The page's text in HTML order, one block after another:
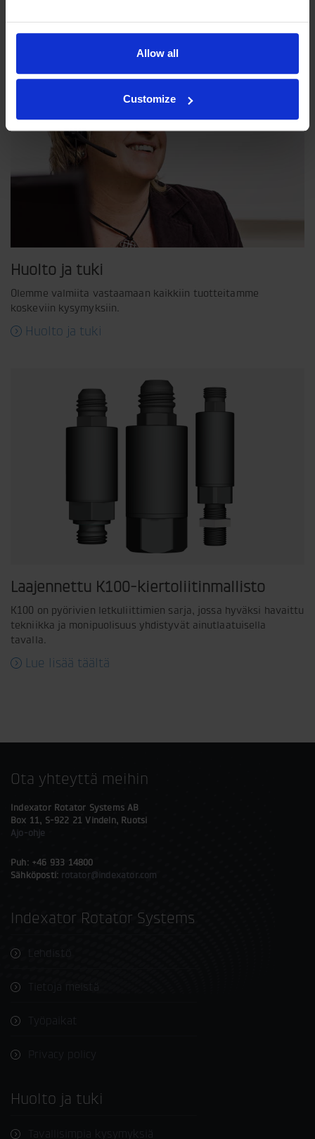
Allow all
Customize
Huolto ja tuki
Olemme valmiita vastaamaan kaikkiin tuotteitamme
koskeviin kysymyksiin.
Huolto ja tuki
Laajennettu K100-kiertoliitinmallisto
K100 on pyörivien letkuliittimien sarja, jossa hyväksi havaittu
tekniikka ja monipuolisuus yhdistyvät ainutlaatuisella
tavalla.
Lue lisää täältä
Ota yhteyttä meihin
Indexator Rotator Systems AB
Box 11, S-922 21 Vindeln, Ruotsi
Ajo-ohje
Puh: +46 933 14800
Sähköposti: rotator@indexator.com
Indexator Rotator Systems
Lehdistö
Tietoja meistä
Työpaikat
Huolto ja tuki
Tavallisimpia kysymyksiä